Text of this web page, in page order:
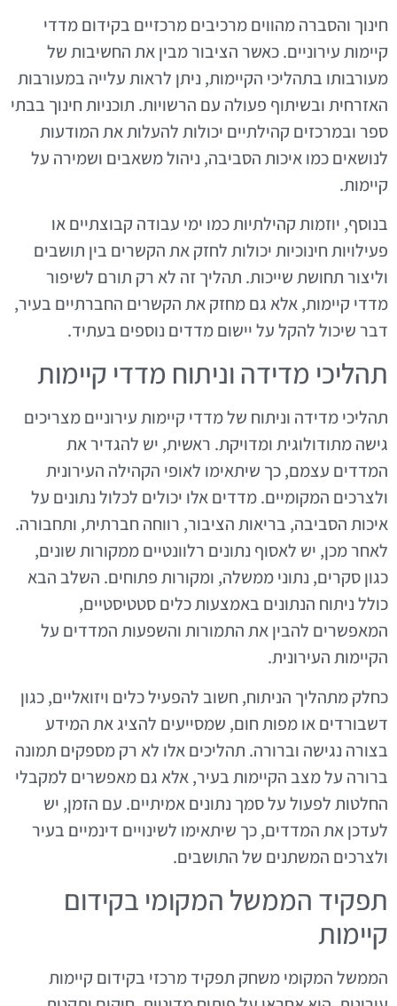
חינוך והסברה מהווים מרכיבים מרכזיים בקידום מדדי
קיימות עירוניים. כאשר הציבור מבין את החשיבות של
מעורבותו בתהליכי הקיימות, ניתן לראות עלייה במעורבות
האזרחית ובשיתוף פעולה עם הרשויות. תוכניות חינוך בבתי
ספר ובמרכזים קהילתיים יכולות להעלות את המודעות
לנושאים כמו איכות הסביבה, ניהול משאבים ושמירה על
קיימות.
בנוסף, יוזמות קהילתיות כמו ימי עבודה קבוצתיים או
פעילויות חינוכיות יכולות לחזק את הקשרים בין תושבים
וליצור תחושת שייכות. תהליך זה לא רק תורם לשיפור
מדדי קיימות, אלא גם מחזק את הקשרים החברתיים בעיר,
דבר שיכול להקל על יישום מדדים נוספים בעתיד.
תהליכי מדידה וניתוח מדדי קיימות
תהליכי מדידה וניתוח של מדדי קיימות עירוניים מצריכים
גישה מתודולוגית ומדויקת. ראשית, יש להגדיר את
המדדים עצמם, כך שיתאימו לאופי הקהילה העירונית
ולצרכים המקומיים. מדדים אלו יכולים לכלול נתונים על
איכות הסביבה, בריאות הציבור, רווחה חברתית, ותחבורה.
לאחר מכן, יש לאסוף נתונים רלוונטיים ממקורות שונים,
כגון סקרים, נתוני ממשלה, ומקורות פתוחים. השלב הבא
כולל ניתוח הנתונים באמצעות כלים סטטיסטיים,
המאפשרים להבין את התמורות והשפעות המדדים על
הקיימות העירונית.
כחלק מתהליך הניתוח, חשוב להפעיל כלים ויזואליים, כגון
דשבורדים או מפות חום, שמסייעים להציג את המידע
בצורה נגישה וברורה. תהליכים אלו לא רק מספקים תמונה
ברורה על מצב הקיימות בעיר, אלא גם מאפשרים למקבלי
החלטות לפעול על סמך נתונים אמיתיים. עם הזמן, יש
לעדכן את המדדים, כך שיתאימו לשינויים דינמיים בעיר
ולצרכים המשתנים של התושבים.
תפקיד הממשל המקומי בקידום
קיימות
הממשל המקומי משחק תפקיד מרכזי בקידום קיימות